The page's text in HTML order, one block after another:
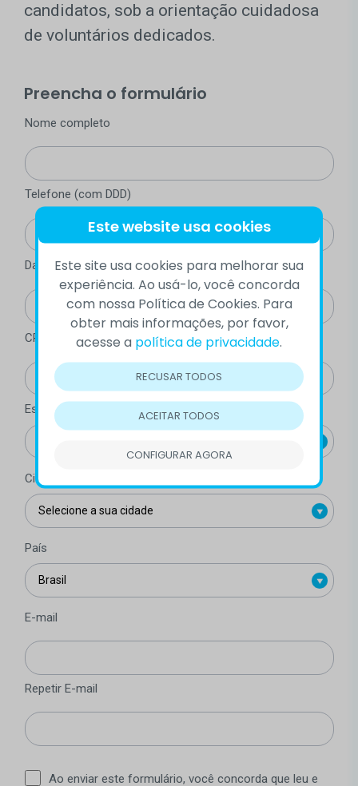
candidatos, sob a orientação cuidadosa
de voluntários dedicados.
Preencha o formulário
Nome completo
Telefone (com DDD)
Data de nascimento (mínimo 18 anos)
CPF
Estado
Cidade
País
E-mail
Repetir E-mail
Ao enviar este formulário, você concorda que leu e
Este website usa cookies
Este site usa cookies para melhorar sua
experiência. Ao usá-lo, você concorda
com nossa Política de Cookies. Para
obter mais informações, por favor,
acesse a política de privacidade.
RECUSAR TODOS
ACEITAR TODOS
CONFIGURAR AGORA